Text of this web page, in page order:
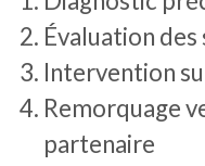
Évaluation
Intervention
Remorquage
partenaire